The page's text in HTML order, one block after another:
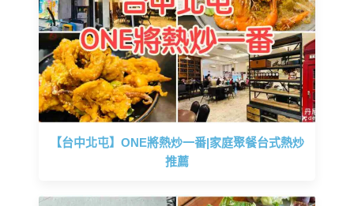
【台中北屯】ONE將熱炒一番|家庭聚餐台式熱炒
推薦